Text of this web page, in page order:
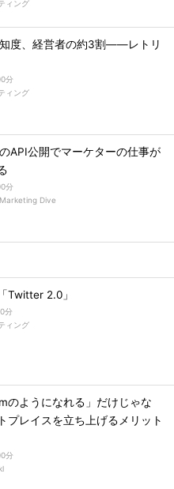
ィング
度、経営者の約3割――レトリ
分
ィング
API公開でマーケターの仕事が
分
Dive
Twitter 2.0」
分
ィング
のようになれる」だけじゃな
レイスを立ち上げるメリット
分